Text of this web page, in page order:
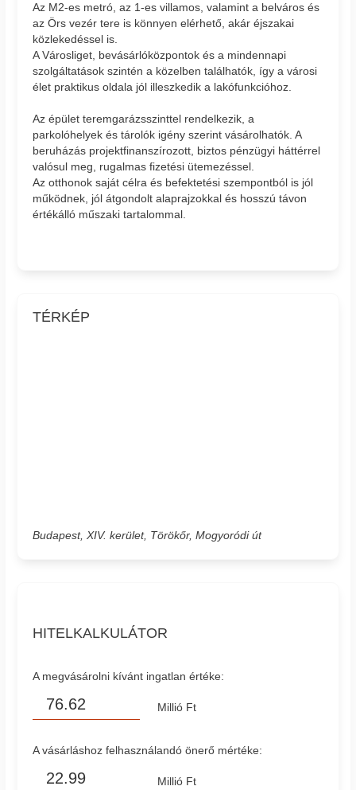
Az M2-es metró, az 1-es villamos, valamint a belváros és
az Örs vezér tere is könnyen elérhető, akár éjszakai
közlekedéssel is.
A Városliget, bevásárlóközpontok és a mindennapi
szolgáltatások szintén a közelben találhatók, így a városi
élet praktikus oldala jól illeszkedik a lakófunkcióhoz.
Az épület teremgarázsszinttel rendelkezik, a
parkolóhelyek és tárolók igény szerint vásárolhatók. A
beruházás projektfinanszírozott, biztos pénzügyi háttérrel
valósul meg, rugalmas fizetési ütemezéssel.
Az otthonok saját célra és befektetési szempontból is jól
működnek, jól átgondolt alaprajzokkal és hosszú távon
értékálló műszaki tartalommal.
TÉRKÉP
Budapest, XIV. kerület, Törökőr, Mogyoródi út
HITELKALKULÁTOR
A megvásárolni kívánt ingatlan értéke:
Millió Ft
A vásárláshoz felhasználandó önerő mértéke:
Millió Ft